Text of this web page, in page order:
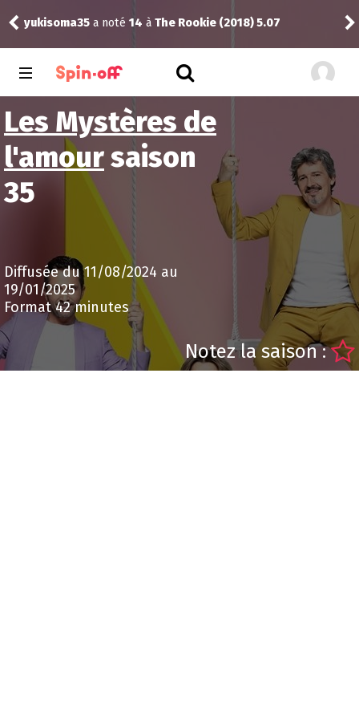
yukisoma35 a noté 14 à The Rookie (2018) 5.07
Les Mystères de
l'amoursaison
35
Diffusée du 11/08/2024 au
19/01/2025
Format 42 minutes
Notez la saison :